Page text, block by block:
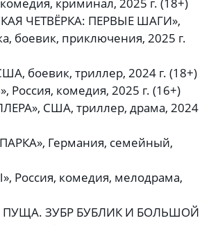
ЧЕТВЁРКА: ПЕРВЫЕ ШАГИ»,
боевик, приключения, 2025 г.
боевик, триллер, 2024 г. (18+)
Россия, комедия, 2025 г. (16+)
США, триллер, драма, 2024
Германия, семейный,
Россия, комедия, мелодрама,
ПУЩА. ЗУБР БУБЛИК И БОЛЬШОЙ